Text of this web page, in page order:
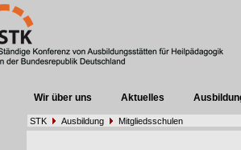
Wir über uns Aktuelles
STK Ausbildung Mitgliedsschulen